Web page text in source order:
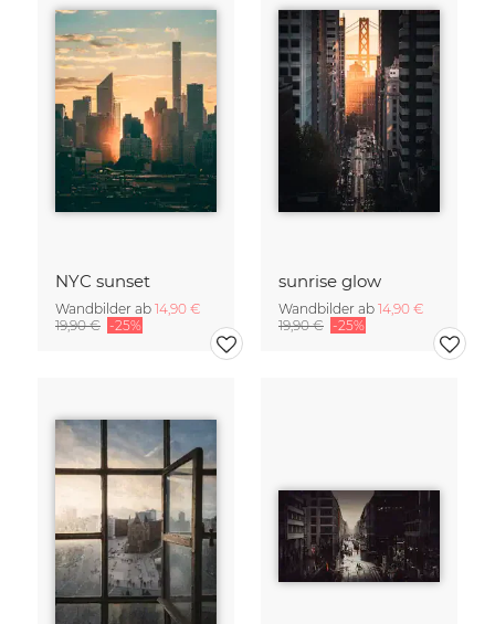
NYC sunset
Wandbilder ab 14,90 €
19,90 € -25%
sunrise glow
Wandbilder ab 14,90 €
19,90 € -25%